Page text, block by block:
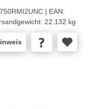
| EAN:
22.132 kg